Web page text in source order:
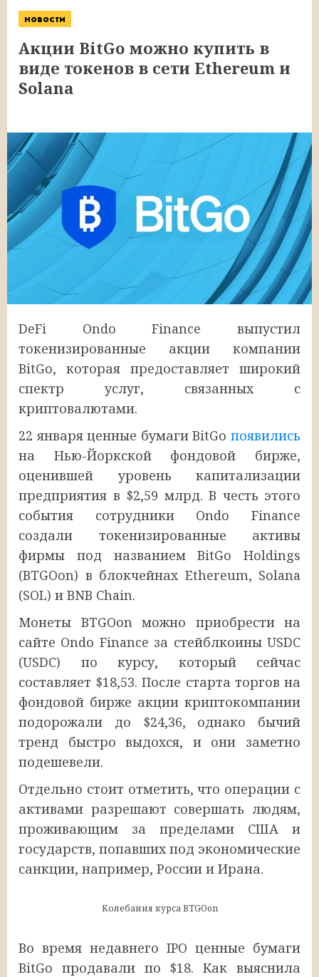
новости
Акции BitGo можно купить в
виде токенов в сети Ethereum и
Solana
DeFi Ondo Finance выпустил
токенизированные акции компании
BitGo, которая предоставляет широкий
спектр услуг, связанных с
криптовалютами.
22 января ценные бумаги BitGo появились
на Нью-Йоркской фондовой бирже,
оценившей уровень капитализации
предприятия в $2,59 млрд. В честь этого
события сотрудники Ondo Finance
создали токенизированные активы
фирмы под названием BitGo Holdings
(BTGOon) в блокчейнах Ethereum, Solana
(SOL) и BNB Chain.
Монеты BTGOon можно приобрести на
сайте Ondo Finance за стейблкоины USDC
(USDC) по курсу, который сейчас
составляет $18,53. После старта торгов на
фондовой бирже акции криптокомпании
подорожали до $24,36, однако бычий
тренд быстро выдохся, и они заметно
подешевели.
Отдельно стоит отметить, что операции с
активами разрешают совершать людям,
проживающим за пределами США и
государств, попавших под экономические
санкции, например, России и Ирана.
Колебания курса BTGOon
Во время недавнего IPO ценные бумаги
BitGo продавали по $18. Как выяснила